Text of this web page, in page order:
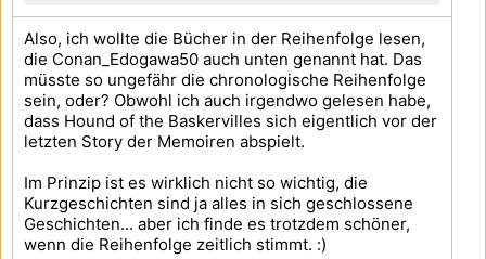
Also, ich wollte die Bücher in der Reihenfolge lesen,
die Conan_Edogawa50 auch unten genannt hat. Das
müsste so ungefähr die chronologische Reihenfolge
sein, oder? Obwohl ich auch irgendwo gelesen habe,
dass Hound of the Baskervilles sich eigentlich vor der
letzten Story der Memoiren abspielt.
Im Prinzip ist es wirklich nicht so wichtig, die
Kurzgeschichten sind ja alles in sich geschlossene
Geschichten... aber ich finde es trotzdem schöner,
wenn die Reihenfolge zeitlich stimmt. :)